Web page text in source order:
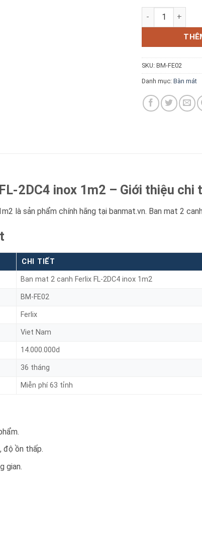
Báo giá miễn phí →
Bàn Mát 2 Cánh
SKU: BM-FE02
Danh mục: Bàn mát
2DC4 inox 1m2 – Giới thiệu chi
là sản phẩm chính hãng tại banmat.vn. Ban mat 2
CHI TIẾT
Ban mat 2 canh Ferlix FL-2DC4 inox 1m2
BM-FE02
Ferlix
Viet Nam
14.000.000d
36 tháng
Miễn phí 63 tỉnh
ồn thấp.
gian.